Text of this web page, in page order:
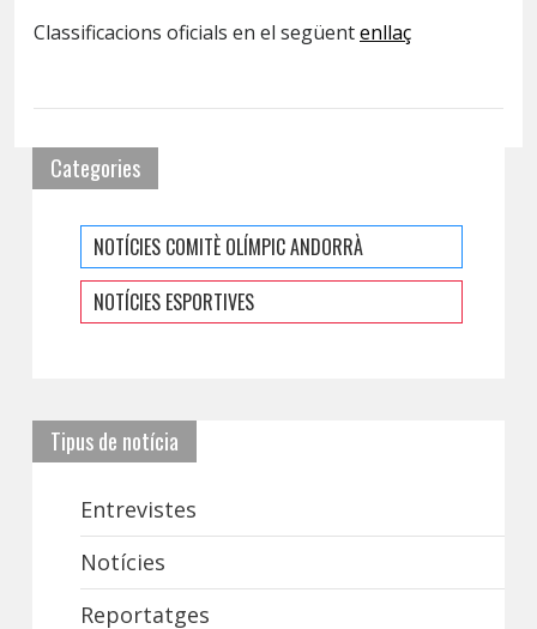
Classificacions oficials en el següentenllaç
Categories
NOTÍCIES COMITÈ OLÍMPIC ANDORRÀ
NOTÍCIES ESPORTIVES
Tipus de notícia
Entrevistes
Notícies
Reportatges